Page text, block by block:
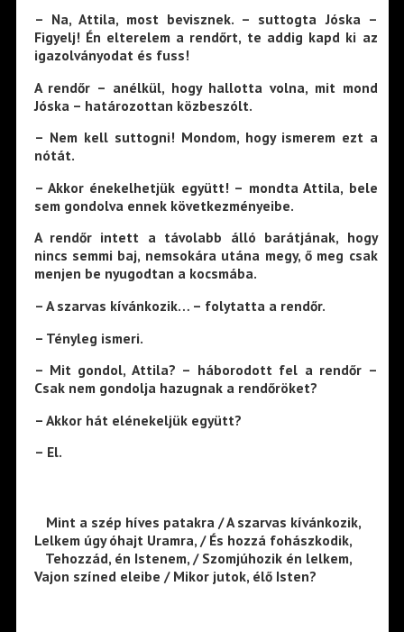
– Na, Attila, most bevisznek. – suttogta Jóska –
Figyelj! Én elterelem a rendőrt, te addig kapd ki az
igazolványodat és fuss!
A rendőr – anélkül, hogy hallotta volna, mit mond
Jóska – határozottan közbeszólt.
– Nem kell suttogni! Mondom, hogy ismerem ezt a
nótát.
– Akkor énekelhetjük együtt! – mondta Attila, bele
sem gondolva ennek következményeibe.
A rendőr intett a távolabb álló barátjának, hogy
nincs semmi baj, nemsokára utána megy, ő meg csak
menjen be nyugodtan a kocsmába.
– A szarvas kívánkozik… – folytatta a rendőr.
– Tényleg ismeri.
– Mit gondol, Attila? – háborodott fel a rendőr –
Csak nem gondolja hazugnak a rendőröket?
– Akkor hát elénekeljük együtt?
– El.
Mint a szép híves patakra / A szarvas kívánkozik,
Lelkem úgy óhajt Uramra, / És hozzá fohászkodik,
Tehozzád, én Istenem, / Szomjúhozik én lelkem,
Vajon színed eleibe / Mikor jutok, élő Isten?